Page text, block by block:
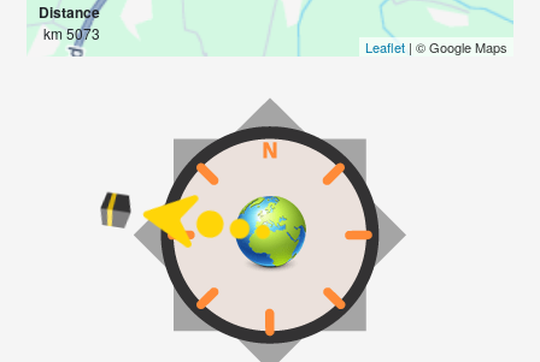
Distance
5073 km
Leaflet| © Google Maps